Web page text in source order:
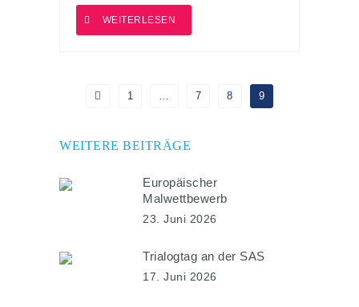
WEITERLESEN
1 7 8 9
WEITERE BEITRÄGE
Europäischer
Malwettbewerb
23. Juni 2026
Trialogtag an der SAS
17. Juni 2026